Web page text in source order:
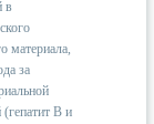
в
материала,
за
В и